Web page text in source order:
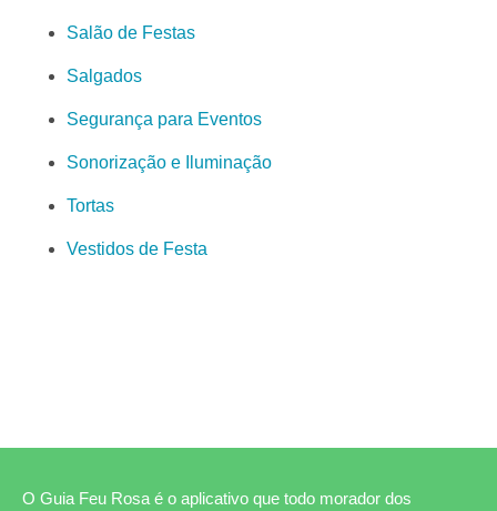
Salão de Festas
Salgados
Segurança para Eventos
Sonorização e Iluminação
Tortas
Vestidos de Festa
O Guia Feu Rosa é o aplicativo que todo morador dos